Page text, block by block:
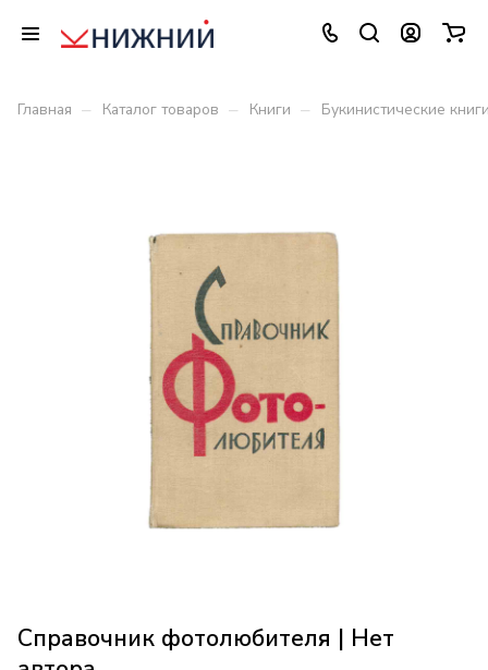
Главная – Каталог товаров – Книги – Букинистические
Справочник фотолюбителя | Нет